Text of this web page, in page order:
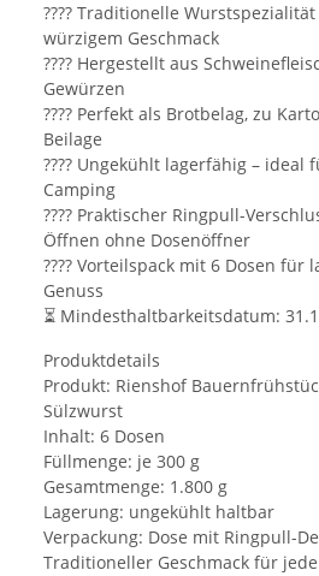
???? Traditionelle
würzigem Geschmack
???? Hergestellt aus
Gewürzen
???? Perfekt als Brotbelag, zu
Beilage
???? Ungekühlt lagerfähig – ideal
Camping
???? Praktischer Ringpull-
Öffnen ohne Dosenöffner
???? Vorteilspack mit 6 Dosen für
Genuss
⏳ Mindesthaltbarkeitsdatum:
Produktdetails
Produkt: Rienshof
Sülzwurst
Inhalt: 6 Dosen
Füllmenge: je 300 g
Gesamtmenge: 1.800 g
Lagerung: ungekühlt haltbar
Verpackung: Dose mit Ringpull-
Traditioneller Geschmack für